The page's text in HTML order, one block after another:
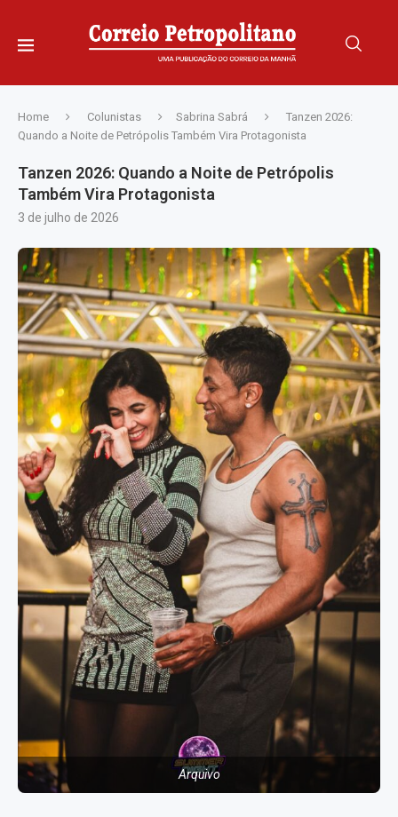
Home Colunistas Sabrina Sabrá
Tanzen 2026:
Quando a Noite de Petrópolis Também Vira Protagonista
Tanzen 2026: Quando a Noite de Petrópolis
Também Vira Protagonista
3 de julho de 2026
Arquivo